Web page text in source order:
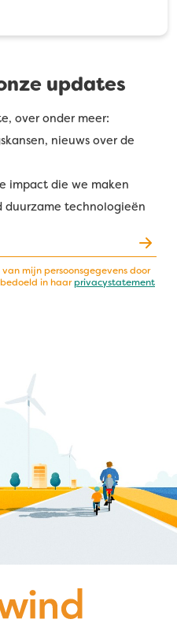
updates
over onder meer:
nieuws over de
impact die we maken
duurzame technologieën
mijn persoonsgegevens door
in haarprivacystatement